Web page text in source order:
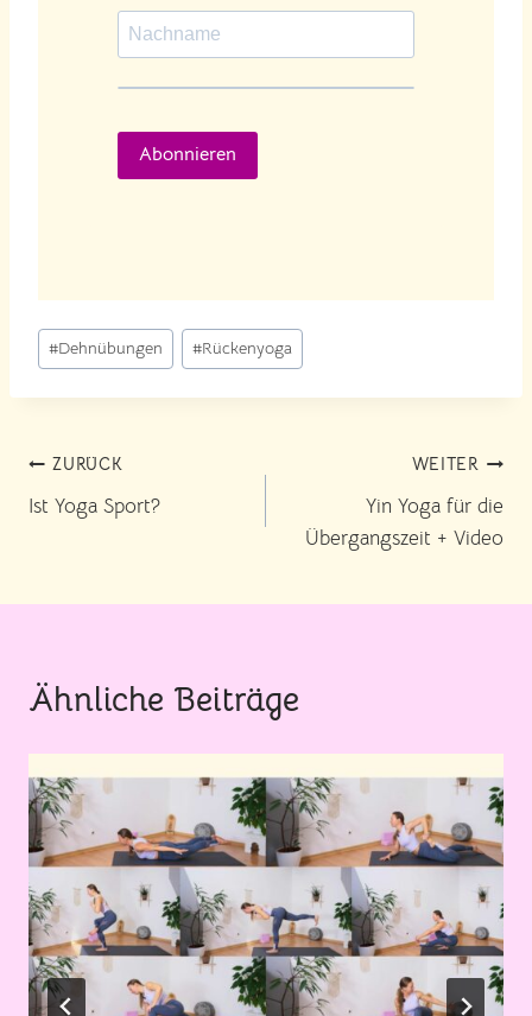
Abonnieren
Schlagworte:
#Dehnübungen #Rückenyoga
Beitragsnavigation
ZURÜCK
Ist Yoga Sport?
WEITER
Yin Yoga für die
Übergangszeit + Video
Ähnliche Beiträge